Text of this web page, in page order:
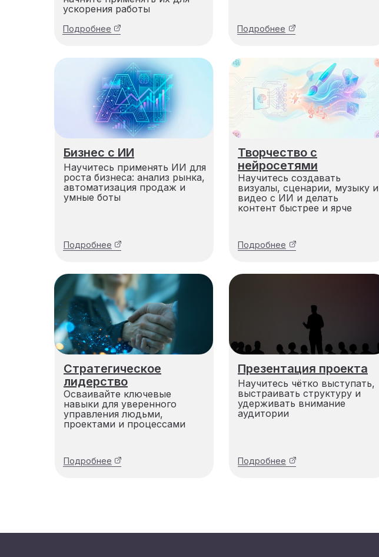
ускорения работы
Подробнее Подробнее
Бизнес с ИИ
Научитесь применять ИИ для
роста бизнеса: анализ рынка,
автоматизация продаж и
умные боты
Подробнее
Творчество с
нейросетями
Научитесь создавать
визуалы, сценарии, музыку и
видео с ИИ и делать
контент быстрее и ярче
Подробнее
Стратегическое
лидерство
Осваивайте ключевые
навыки для уверенного
управления людьми,
проектами и процессами
Подробнее
Презентация проекта
Научитесь чётко выступать,
выстраивать структуру и
удерживать внимание
аудитории
Подробнее